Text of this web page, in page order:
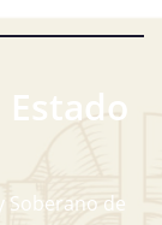
Soberano de